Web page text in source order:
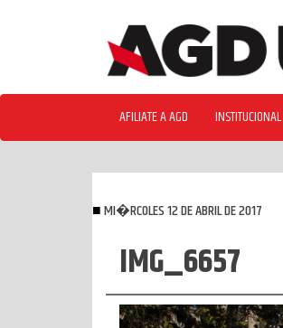
AFILIATE A AGD INSTITUCIONAL
MI�RCOLES 12 DE ABRIL DE 2017
IMG_6657